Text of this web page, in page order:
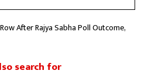
After Rajya Sabha Poll Outcome,
search for